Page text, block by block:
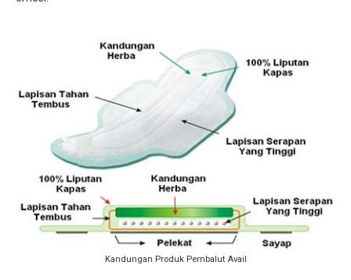
Kandungan Produk Pembalut Avail